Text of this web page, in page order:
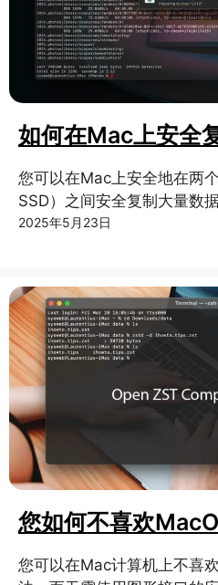
如何在Mac上安全
您可以在Mac上安全地在两
SSD）之间安全复制大量数
2025年5月23日
您如何不喜欢
您可以在Mac计算机上不喜